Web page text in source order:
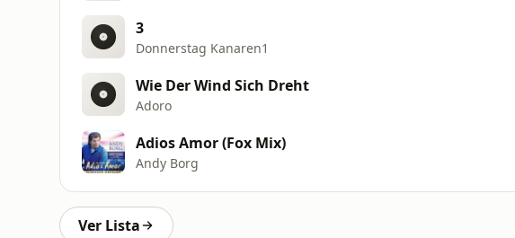
3
Donnerstag Kanaren1
Wie Der Wind Sich Dreht
Adoro
Adios Amor (Fox Mix)
Andy Borg
Ver Lista